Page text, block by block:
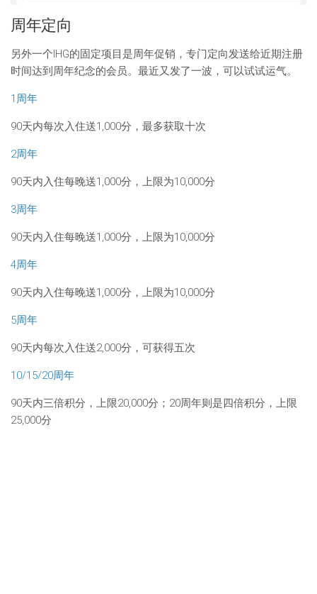
周年定向
另外一个IHG的固定项目是周年促销，专门定向发送给近期注册
时间达到周年纪念的会员。最近又发了一波，可以试试运气。
1周年
90天内每次入住送1,000分，最多获取十次
2周年
90天内入住每晚送1,000分，上限为10,000分
3周年
90天内入住每晚送1,000分，上限为10,000分
4周年
90天内入住每晚送1,000分，上限为10,000分
5周年
90天内每次入住送2,000分，可获得五次
10/15/20周年
90天内三倍积分，上限20,000分；20周年则是四倍积分，上限
25,000分